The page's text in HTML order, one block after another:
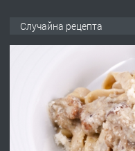
ПРЕДЛАГА
Случайна рецепта